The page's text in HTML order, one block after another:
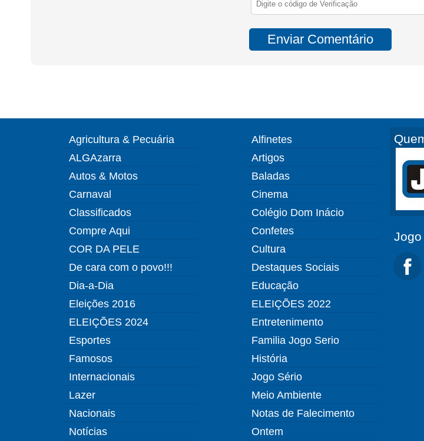
Agricultura & Pecuária
ALGAzarra
Autos & Motos
Carnaval
Classificados
Compre Aqui
COR DA PELE
De cara com o povo!!!
Dia-a-Dia
Eleições 2016
ELEIÇÕES 2024
Esportes
Famosos
Internacionais
Lazer
Nacionais
Notícias
Alfinetes
Artigos
Baladas
Cinema
Colégio Dom Inácio
Confetes
Cultura
Destaques Sociais
Educação
ELEIÇÕES 2022
Entretenimento
Familia Jogo Serio
História
Jogo Sério
Meio Ambiente
Notas de Falecimento
Ontem